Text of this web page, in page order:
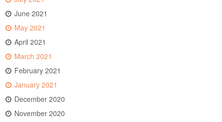
June 2021
May 2021
April 2021
March 2021
February 2021
January 2021
December 2020
November 2020